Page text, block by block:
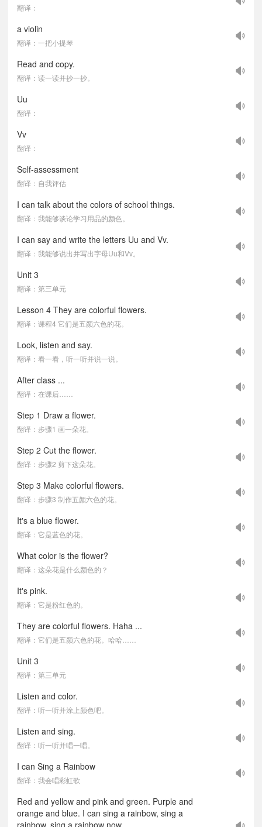
翻译：
a violin
翻译：一把小提琴
Read and copy.
翻译：读一读并抄一抄。
Uu
翻译：
Vv
翻译：
Self-assessment
翻译：自我评估
I can talk about the colors of school things.
翻译：我能够谈论学习用品的颜色。
I can say and write the letters Uu and Vv.
翻译：我能够说出并写出字母Uu和Vv。
Unit 3
翻译：第三单元
Lesson 4 They are colorful flowers.
翻译：课程4 它们是五颜六色的花。
Look, listen and say.
翻译：看一看，听一听并说一说。
After class ...
翻译：在课后……
Step 1 Draw a flower.
翻译：步骤1 画一朵花。
Step 2 Cut the flower.
翻译：步骤2 剪下这朵花。
Step 3 Make colorful flowers.
翻译：步骤3 制作五颜六色的花。
It's a blue flower.
翻译：它是蓝色的花。
What color is the flower?
翻译：这朵花是什么颜色的？
It's pink.
翻译：它是粉红色的。
They are colorful flowers. Haha ...
翻译：它们是五颜六色的花。哈哈……
Unit 3
翻译：第三单元
Listen and color.
翻译：听一听并涂上颜色吧。
Listen and sing.
翻译：听一听并唱一唱。
I can Sing a Rainbow
翻译：我会唱彩虹歌
Red and yellow and pink and green. Purple and
orange and blue. I can sing a rainbow, sing a
rainbow, sing a rainbow now.